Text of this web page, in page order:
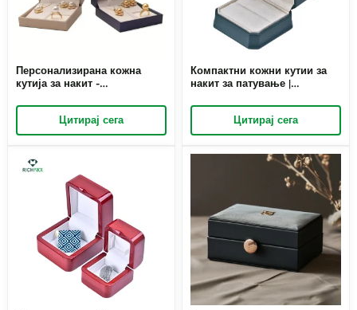
Персонализирана кожна
кутија за накит -
гравирање на имиња и
пространи прегради
Цитирај сега
Компактни кожни кутии за
накит за патување |
складирање во движење за
накит Richpack Решение за
пакување накит за патување
Цитирај сега